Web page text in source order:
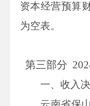
资本经营预算
为空表。
第三部分
一、收入